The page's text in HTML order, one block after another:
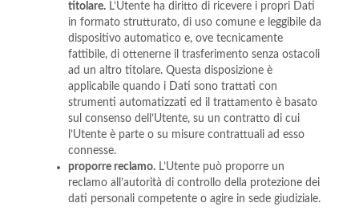
titolare.L’Utente ha diritto di ricevere i propri Dati
in formato strutturato, di uso comune e leggibile da
dispositivo automatico e, ove tecnicamente
fattibile, di ottenerne il trasferimento senza ostacoli
ad un altro titolare. Questa disposizione è
applicabile quando i Dati sono trattati con
strumenti automatizzati ed il trattamento è basato
sul consenso dell’Utente, su un contratto di cui
l’Utente è parte o su misure contrattuali ad esso
connesse.
proporre reclamo.L’Utente può proporre un
reclamo all’autorità di controllo della protezione dei
dati personali competente o agire in sede giudiziale.